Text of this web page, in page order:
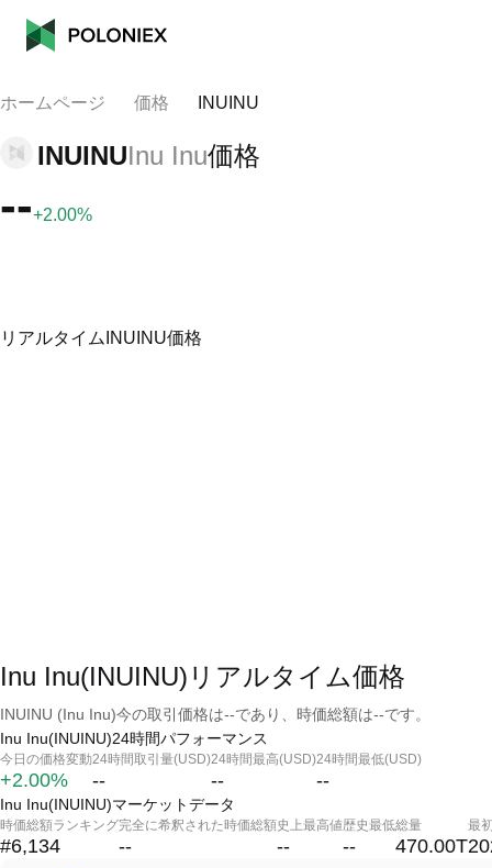
ホームページ 価格 INUINU
INUINUInu Inu価格
--+2.00%
リアルタイムINUINU価格
Inu Inu(INUINU)リアルタイム価格
INUINU (Inu Inu)今の取引価格は--であり、時価総額は--です。
Inu Inu(INUINU)24時間パフォーマンス
今日の価格変動
+2.00%
24時間取引量(USD)
--
24時間最高(USD)
--
24時間最低(USD)
--
Inu Inu(INUINU)マーケットデータ
時価総額ランキング
#6,134
完全に希釈された時価総額
--
史上最高値
--
歴史最低
--
総量
470.00T
最